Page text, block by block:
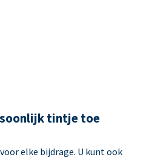
tintje toe
elke bijdrage. U kunt ook